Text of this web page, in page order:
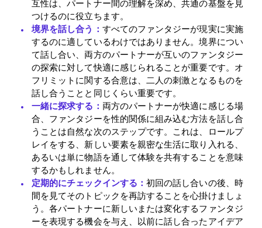
互性は、パートナー間の理解を深め、共通の基盤を見
つけるのに役立ちます。
境界を話し合う： すべてのファンタジーが現実に実施
するのに適しているわけではありません。境界につい
て話し合い、両方のパートナーが互いのファンタジー
の探索に対して快適に感じられることが重要です。オ
フリミットに関する合意は、二人の刺激となるものを
話し合うことと同じくらい重要です。
一緒に探求する： 両方のパートナーが快適に感じる場
合、ファンタジーを性的関係に組み込む方法を話し合
うことは自然な次のステップです。これは、ロールプ
レイをする、新しい要素を親密な生活に取り入れる、
あるいは単に物語を通して体験を共有することを意味
するかもしれません。
定期的にチェックインする： 初回の話し合いの後、時
間を見てそのトピックを再訪することを心掛けましょ
う。各パートナーに新しいまたは変化するファンタジ
ーを表現する機会を与え、以前に話し合ったアイデア